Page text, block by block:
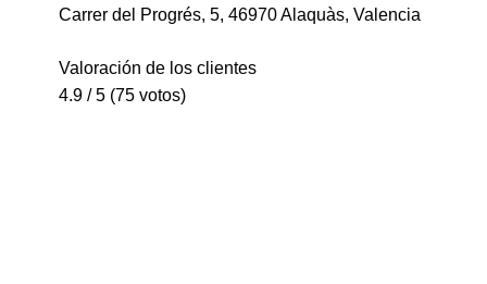
Carrer del Progrés, 5, 46970 Alaquàs, Valencia
Valoración de los clientes
4.9 / 5 (75 votos)